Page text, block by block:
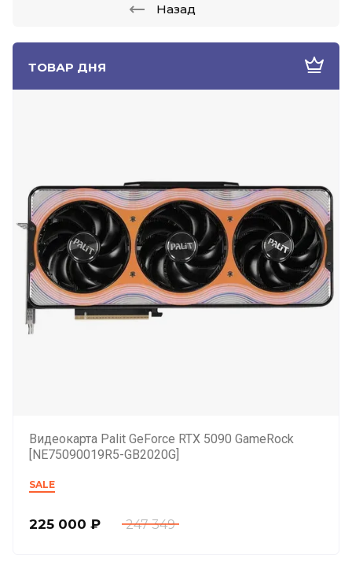
ТОВАР ДНЯ
Видеокарта Palit GeForce RTX 5090 GameRock
[NE75090019R5-GB2020G]
SALE
247 349
225 000 ₽
Назад